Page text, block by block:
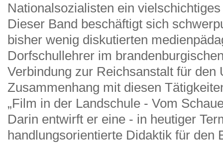
Nationalsozialisten ein
Dieser Band beschäftigt sich
bisher wenig diskutierten
Dorfschullehrer im
Verbindung zur Reichsanstalt für
Zusammenhang mit diesen
„Film in der Landschule - Vom
Darin entwirft er eine - in heutiger
handlungsorientierte Didaktik für den